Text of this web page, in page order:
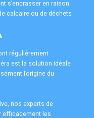
s’encrasser en raison
calcaire ou de déchets
régulièrement
est la solution idéale
l’origine du
nos experts de
efficacement les